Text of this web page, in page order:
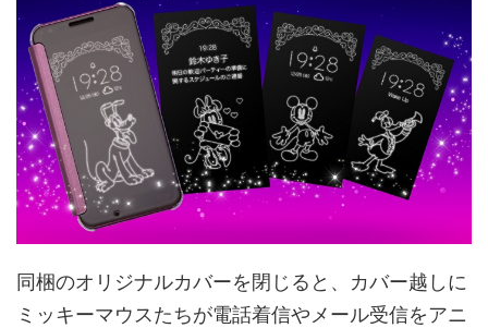
同梱のオリジナルカバーを閉じると、カバー越しに
ミッキーマウスたちが電話着信やメール受信をアニ